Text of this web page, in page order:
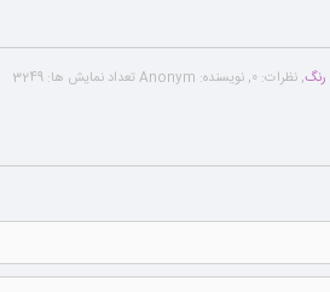
رنگ, نظرات: 0
, نویسنده: Anonym تعداد نمایش ها: